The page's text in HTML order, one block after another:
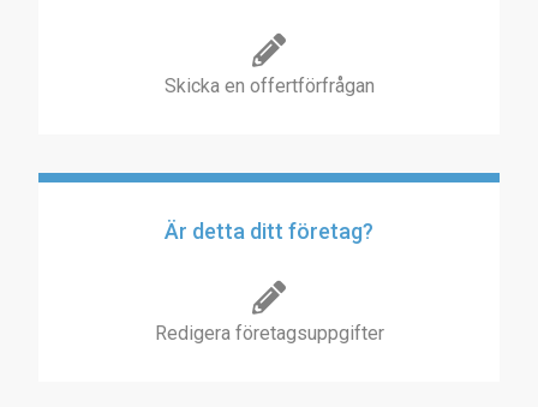
Skicka en offertförfrågan
Är detta ditt företag?
Redigera företagsuppgifter